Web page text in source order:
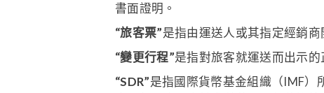
書面證明。
“旅客票”是指由運送人或其指定經銷
“變更行程”是指對旅客就運送而出示
“SDR”是指國際貨幣基金組織（IMF）